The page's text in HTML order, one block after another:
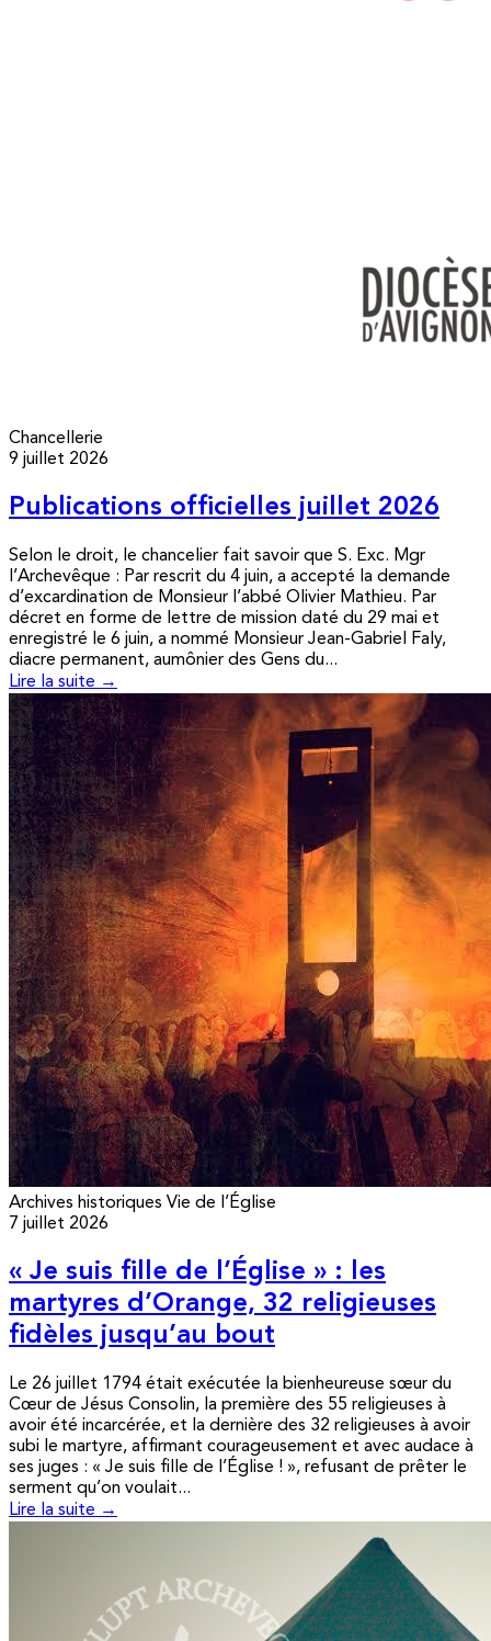
Chancellerie
9 juillet 2026
Publications officielles juillet 2026
Selon le droit, le chancelier fait savoir que S. Exc. Mgr
l’Archevêque : Par rescrit du 4 juin, a accepté la demande
d’excardination de Monsieur l’abbé Olivier Mathieu. Par
décret en forme de lettre de mission daté du 29 mai et
enregistré le 6 juin, a nommé Monsieur Jean-Gabriel Faly,
diacre permanent, aumônier des Gens du...
Lire la suite →
Archives historiques Vie de l’Église
7 juillet 2026
« Je suis fille de l’Église » : les
martyres d’Orange, 32 religieuses
fidèles jusqu’au bout
Le 26 juillet 1794 était exécutée la bienheureuse sœur du
Cœur de Jésus Consolin, la première des 55 religieuses à
avoir été incarcérée, et la dernière des 32 religieuses à avoir
subi le martyre, affirmant courageusement et avec audace à
ses juges : « Je suis fille de l’Église ! », refusant de prêter le
serment qu’on voulait...
Lire la suite →